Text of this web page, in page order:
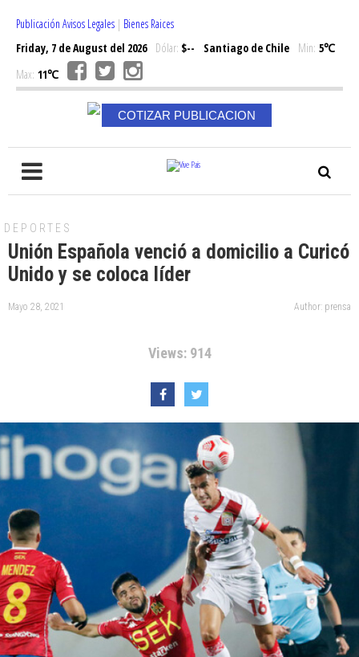
Publicación Avisos Legales | Bienes Raices
Friday, 7 de August del 2026Dólar: $-- Santiago de Chile Min: 5℃
Max: 11℃
COTIZAR PUBLICACION
DEPORTES
Unión Española venció a domicilio a Curicó
Unido y se coloca líder
Mayo 28, 2021 Author: prensa
Views: 914